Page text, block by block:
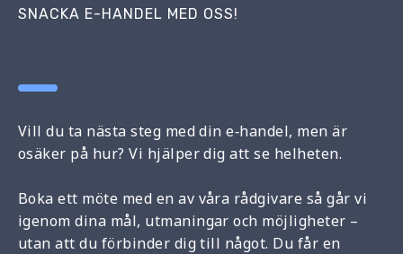
SNACKA E-HANDEL MED OSS!
Vill du ta nästa steg med din e‑handel, men är
osäker på hur? Vi hjälper dig att se helheten.
Boka ett möte med en av våra rådgivare så går vi
igenom dina mål, utmaningar och möjligheter –
utan att du förbinder dig till något. Du får en